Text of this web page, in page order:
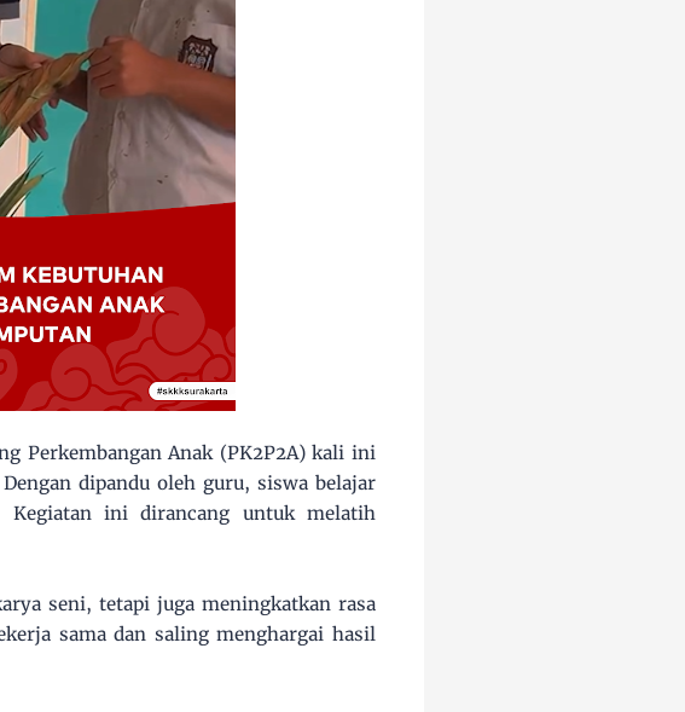
Perkembangan Anak (PK2P2A) kali ini
dipandu oleh guru, siswa belajar
Kegiatan ini dirancang untuk melatih
seni, tetapi juga meningkatkan rasa
sama dan saling menghargai hasil